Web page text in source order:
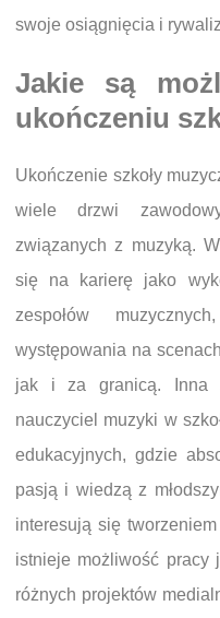
swoje osiągnięcia i
Jakie są
ukończeniu
Ukończenie szkoły
wiele drzwi
związanych z muzyką.
się na karierę jako
zespołów
występowania na
jak i za granicą. Inna
nauczyciel muzyki w
edukacyjnych, gdzie
pasją i wiedzą z
interesują się
istnieje możliwość pracy
różnych projektów